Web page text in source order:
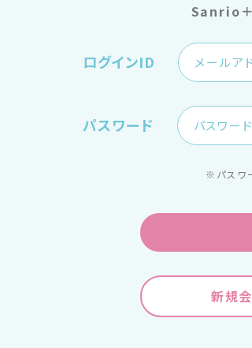
Sanrio＋
ログインID
パスワード
※パスワ
新規